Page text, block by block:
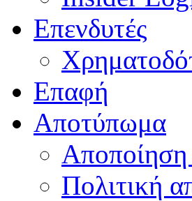
Επενδυτές
Eπαφή
Αποτύπωμα
Αποποίηση
Πολιτική